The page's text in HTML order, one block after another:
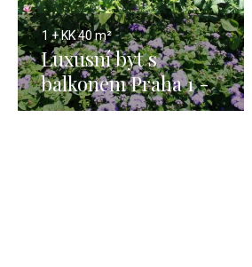
1 + KK40 m²
Luxusní byt s
balkonem Praha 1 -
40m